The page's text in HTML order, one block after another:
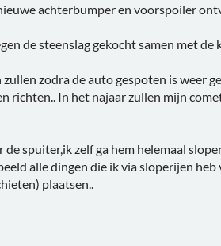
achterbumper en voorspoiler
de steenslag gekocht samen met de
zodra de auto gespoten is weer
richten.. In het najaar zullen mijn
spuiter,ik zelf ga hem helemaal
alle dingen die ik via sloperijen heb
plaatsen..